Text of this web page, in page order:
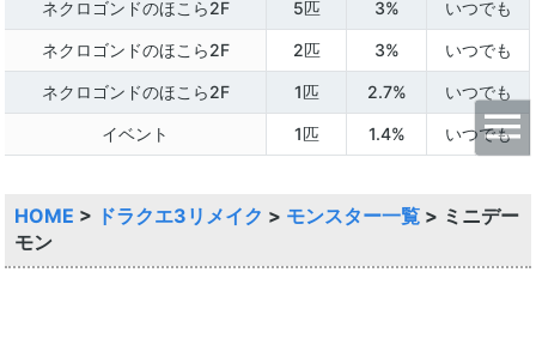
ネクロゴンドのほこら2F 5匹 3% いつでも
ネクロゴンドのほこら2F 2匹 3% いつでも
ネクロゴンドのほこら2F 1匹 2.7% いつでも
イベント 1匹 1.4% いつでも
HOME > ドラクエ3リメイク > モンスター一覧 > ミニデー
モン